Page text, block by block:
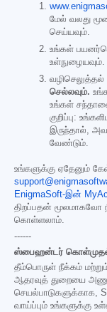
மேல் வலது
செய்யவும்.
உங்கள்
உள்நுழையவும்.
வழிசெலுத்தல்
செல்லவும்.
உங்கள்
குறிப்பு:
இருந்தால்,
வேண்டும்.
உங்களுக்கு ஏதேனும்
EnigmaSoft-இன்
திறப்பதன் மூலமாகவோ
கொள்ளலாம்.
------
ஸ்பைஹன்டர்
தீம்பொருள் நீக்கம்
ஆதரவுத் துறையை
செயல்பாடுகளுக்காக,
வாய்ப்பும் உங்களுக்கு